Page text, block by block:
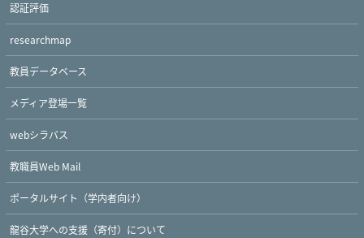
Twitter FacebookYouTube
認証評価
researchmap
教員データベース
メディア登場一覧
webシラバス
教職員Web Mail
ポータルサイト（学内者向け）
龍谷大学への支援（寄付）について